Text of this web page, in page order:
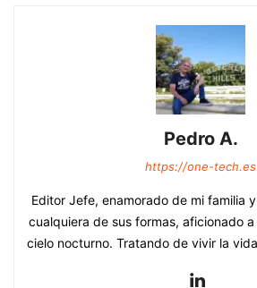
Pedro A.
https://one-tech.es
Editor Jefe, enamorado de mi familia
cualquiera de sus formas, aficionado
cielo nocturno. Tratando de vivir la